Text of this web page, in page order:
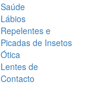
Saúde
Lábios
Repelentes e
Picadas de Insetos
Ótica
Lentes de
Contacto